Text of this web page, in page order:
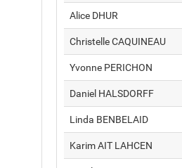
Alice DHUR
Christelle CAQUINEAU
Yvonne PERICHON
Daniel HALSDORFF
Linda BENBELAID
Karim AIT LAHCEN